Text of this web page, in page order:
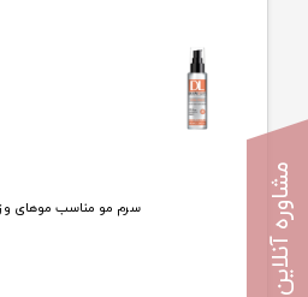
مشاوره آنلاین سرم مو مناسب موهای